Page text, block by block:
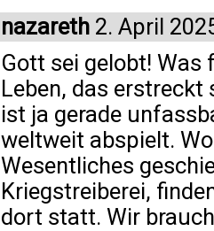
nazareth 2. April
Gott sei gelobt! Was
Leben, das erstreckt
ist ja gerade
weltweit abspielt.
Wesentliches
Kriegstreiberei,
dort statt. Wir